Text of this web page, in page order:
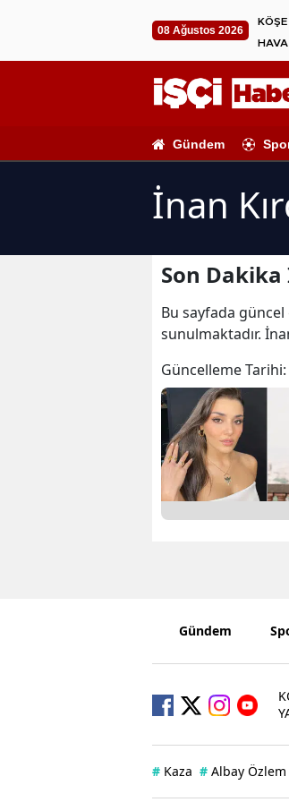
08 Ağustos 2026
Gündem
İnan
Son
Bu sayfada
sunulmaktadır.
Güncelleme Tarihi:
Gündem
# Kaza # Albay